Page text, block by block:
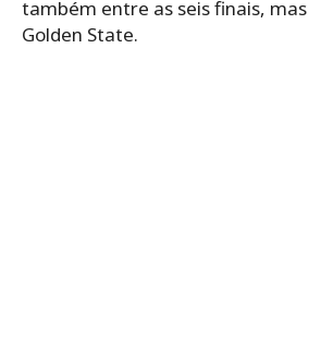
também entre as seis finais,
Golden State.